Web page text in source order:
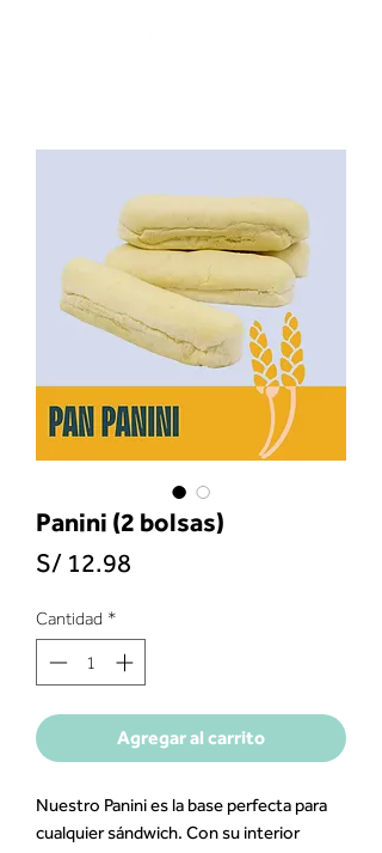
Panini (2 bolsas)
S/ 12.98
Cantidad *
Agregar al carrito
Nuestro Panini es la base perfecta para
cualquier sándwich. Con su interior